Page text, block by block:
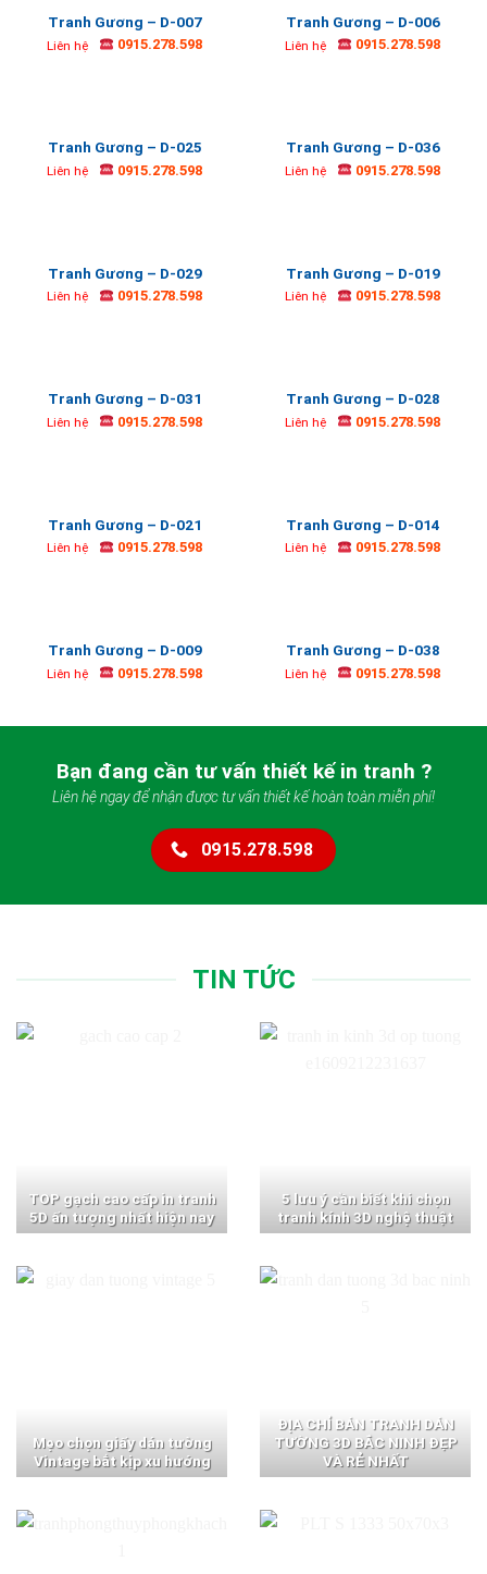
Tranh Gương – D-007
Liên hệ 0915.278.598
Tranh Gương – D-006
Liên hệ 0915.278.598
Tranh Gương – D-025
Liên hệ 0915.278.598
Tranh Gương – D-036
Liên hệ 0915.278.598
Tranh Gương – D-029
Liên hệ 0915.278.598
Tranh Gương – D-019
Liên hệ 0915.278.598
Tranh Gương – D-031
Liên hệ 0915.278.598
Tranh Gương – D-028
Liên hệ 0915.278.598
Tranh Gương – D-021
Liên hệ 0915.278.598
Tranh Gương – D-014
Liên hệ 0915.278.598
Tranh Gương – D-009
Liên hệ 0915.278.598
Tranh Gương – D-038
Liên hệ 0915.278.598
Bạn đang cần tư vấn thiết kế in tranh ?
Liên hệ ngay để nhận được tư vấn thiết kế hoàn toàn miễn phí!
0915.278.598
TIN TỨC
TOP gạch cao cấp in tranh
5D ấn tượng nhất hiện nay
5 lưu ý cần biết khi chọn
tranh kính 3D nghệ thuật
Mẹo chọn giấy dán tường
Vintage bắt kịp xu hướng
ĐỊA CHỈ BÁN TRANH DÁN
TƯỜNG 3D BẮC NINH ĐẸP
VÀ RẺ NHẤT